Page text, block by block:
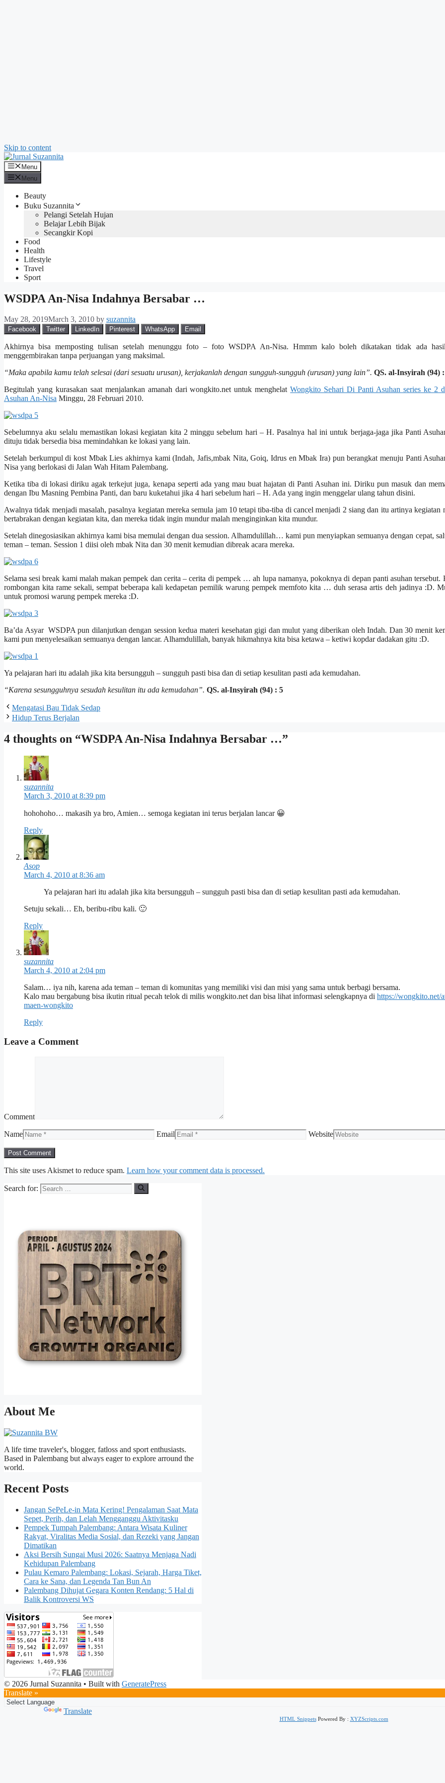
Skip to content
Menu
Menu
Beauty
Buku Suzannita
Pelangi Setelah Hujan
Belajar Lebih Bijak
Secangkir Kopi
Food
Health
Lifestyle
Travel
Sport
WSDPA An-Nisa Indahnya Bersabar …
May 28, 2019March 3, 2010 by suzannita
Facebook Twitter LinkedIn Pinterest WhatsApp Email
Akhirnya bisa memposting tulisan setelah menunggu foto – foto WSDPA An-Nisa. Hmmm kalo boleh dikatakan tidak ada
menggembirakan tanpa perjuangan yang maksimal.
“Maka apabila kamu telah selesai (dari sesuatu urusan), kerjakanlah dengan sungguh-sungguh (urusan) yang lain”. QS. al-Insyirah (94)
Begitulah yang kurasakan saat menjalankan amanah dari wongkito.net untuk menghelatWongkito Sehari Di Panti Asuhan series ke 2
Asuhan An-Nisa Minggu, 28 Februari 2010.
Sebelumnya aku selalu memastikan lokasi kegiatan kita 2 minggu sebelum hari – H. Pasalnya hal ini untuk berjaga-jaga jika Panti
dituju tidak bersedia bisa memindahkan ke lokasi yang lain.
Setelah berkumpul di kost Mbak Lies akhirnya kami (Indah, Jafis,mbak Nita, Goiq, Idrus en Mbak Ira) pun berangkat menuju Panti
Nisa yang berlokasi di Jalan Wah Hitam Palembang.
Ketika tiba di lokasi diriku agak terkejut juga, kenapa seperti ada yang mau buat hajatan di Panti Asuhan ini. Diriku pun masuk dan
dengan Ibu Masning Pembina Panti, dan baru kuketahui jika 4 hari sebelum hari – H. Ada yang ingin menggelar ulang tahun disini.
Awalnya tidak menjadi masalah, pasalnya kegiatan mereka semula jam 10 tetapi tiba-tiba di cancel menjadi 2 siang dan itu artinya kegiatan
bertabrakan dengan kegiatan kita, dan mereka tidak ingin mundur malah menginginkan kita mundur.
Setelah dinegosiasikan akhirnya kami bisa memulai dengan dua session. Alhamdulillah… kami pun menyiapkan semuanya dengan cepat,
teman – teman. Session 1 diisi oleh mbak Nita dan 30 menit kemudian dibreak acara mereka.
Selama sesi break kami malah makan pempek dan cerita – cerita di pempek … ah lupa namanya, pokoknya di depan panti asuhan tersebut.
rombongan kita rame sekali, sempat beberapa kali kedapetan pemilik warung pempek memfoto kita … duh serasa artis deh jadinya :D.
untuk promosi warung pempek mereka :D.
Ba’da Asyar WSDPA pun dilanjutkan dengan session kedua materi kesehatan gigi dan mulut yang diberikan oleh Indah. Dan 30 menit
kami pun menyelesaikan semuanya dengan lancar. Alhamdulillah, banyak hikmahnya kita bisa ketawa – ketiwi kopdar dadakan gitu :D.
Ya pelajaran hari itu adalah jika kita bersungguh – sungguh pasti bisa dan di setiap kesulitan pasti ada kemudahan.
“Karena sesungguhnya sesudah kesulitan itu ada kemudahan”. QS. al-Insyirah (94) : 5
Mengatasi Bau Tidak Sedap
Hidup Terus Berjalan
4 thoughts on “WSDPA An-Nisa Indahnya Bersabar …”
suzannita
March 3, 2010 at 8:39 pm
hohohoho… makasih ya bro, Amien… semoga kegiatan ini terus berjalan lancar 😀
Reply
Asop
March 4, 2010 at 8:36 am
Ya pelajaran hari itu adalah jika kita bersungguh – sungguh pasti bisa dan di setiap kesulitan pasti ada kemudahan.
Setuju sekali… Eh, beribu-ribu kali. 🙂
Reply
suzannita
March 4, 2010 at 2:04 pm
Salam… iya nih, karena ada teman – teman di komunitas yang memiliki visi dan misi yang sama untuk berbagi bersama.
Kalo mau bergabung bisa ikutin ritual pecah telok di milis wongkito.net dan bisa lihat informasi selengkapnya di https://wongkito.net/
maen-wongkito
Reply
Leave a Comment
Comment
Name Email Website
This site uses Akismet to reduce spam. Learn how your comment data is processed.
Search for:
About Me
A life time traveler's, blogger, fatloss and sport enthusiasts.
Based in Palembang but always eager to explore arround the
world.
Recent Posts
Jangan SePeLe-in Mata Kering! Pengalaman Saat Mata
Sepet, Perih, dan Lelah Mengganggu Aktivitasku
Pempek Tumpah Palembang: Antara Wisata Kuliner
Rakyat, Viralitas Media Sosial, dan Rezeki yang Jangan
Dimatikan
Aksi Bersih Sungai Musi 2026: Saatnya Menjaga Nadi
Kehidupan Palembang
Pulau Kemaro Palembang: Lokasi, Sejarah, Harga Tiket,
Cara ke Sana, dan Legenda Tan Bun An
Palembang Dihujat Gegara Konten Rendang: 5 Hal di
Balik Kontroversi WS
© 2026 Jurnal Suzannita • Built with GeneratePress
Translate »
Translate
HTML SnippetsPowered By : XYZScripts.com